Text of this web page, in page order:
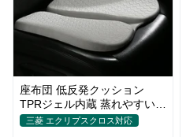
座布団 低反発クッション
TPRジェル内蔵 蒸れやすい方
にお勧め おしり 熱い
三菱 エクリプスクロス対応